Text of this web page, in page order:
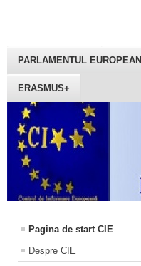
PARLAMENTUL EUROPEAN
ERASMUS+
Pagina de start CIE
Despre CIE